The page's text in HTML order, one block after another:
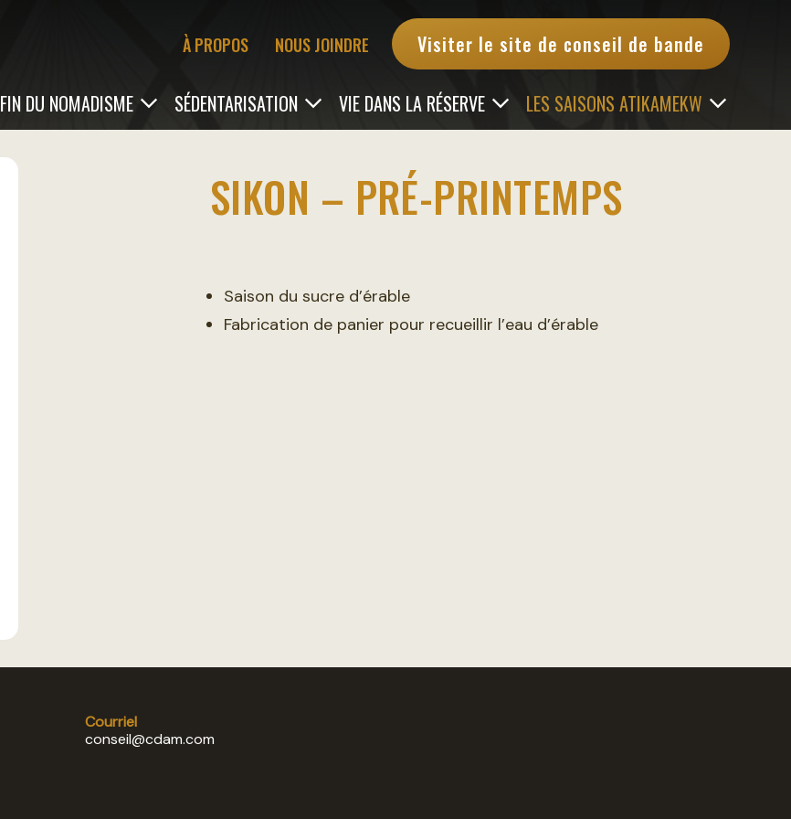
À PROPOS NOUS JOINDRE Visiter le site de conseil de bande
FIN DU NOMADISME SÉDENTARISATION VIE DANS LA RÉSERVE LES SAISONS ATIKAMEKW
SIKON – PRÉ-PRINTEMPS
Saison du sucre d’érable
Fabrication de panier pour recueillir l’eau d’érable
Courriel
conseil@cdam.com